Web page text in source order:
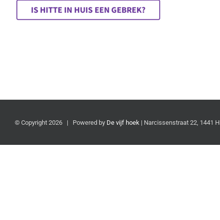
© Copyright 2026 | Powered by De vijf hoek | Narcissenstraat 22, 1441